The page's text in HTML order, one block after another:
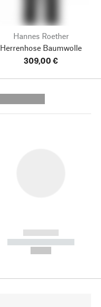
Hannes Roether
Herrenhose Baumwolle
309,00 €
------------
----------- -----------